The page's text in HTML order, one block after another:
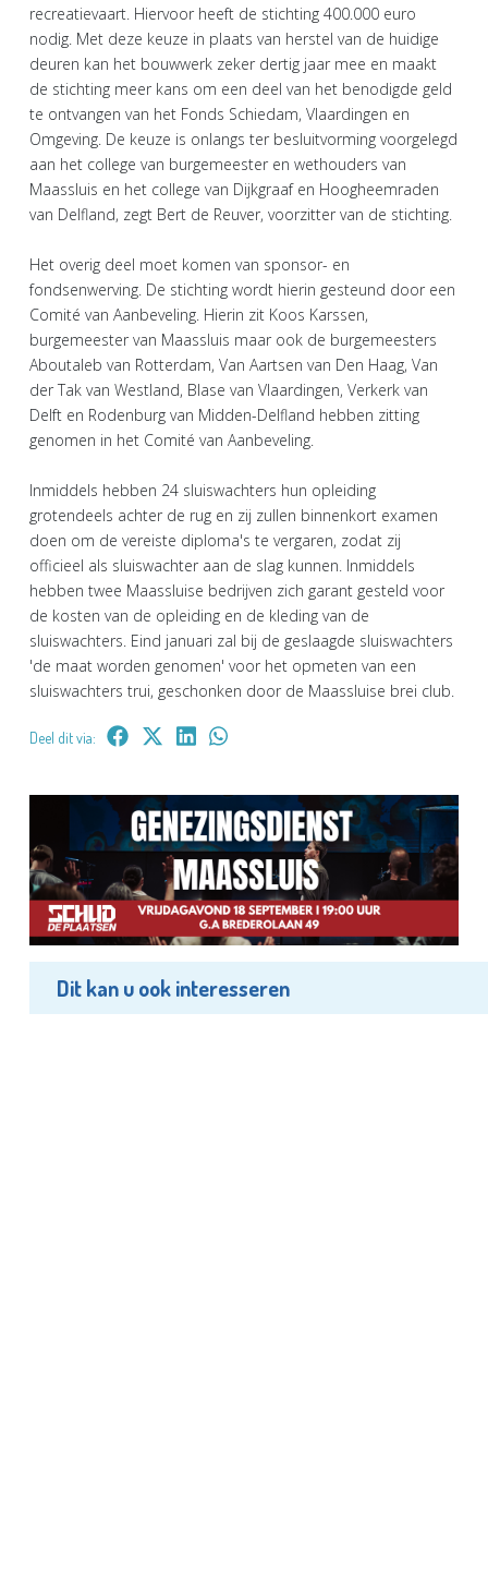
recreatievaart. Hiervoor heeft de stichting 400.000 euro
nodig. Met deze keuze in plaats van herstel van de huidige
deuren kan het bouwwerk zeker dertig jaar mee en maakt
de stichting meer kans om een deel van het benodigde geld
te ontvangen van het Fonds Schiedam, Vlaardingen en
Omgeving. De keuze is onlangs ter besluitvorming voorgelegd
aan het college van burgemeester en wethouders van
Maassluis en het college van Dijkgraaf en Hoogheemraden
van Delfland, zegt Bert de Reuver, voorzitter van de stichting.
Het overig deel moet komen van sponsor- en
fondsenwerving. De stichting wordt hierin gesteund door een
Comité van Aanbeveling. Hierin zit Koos Karssen,
burgemeester van Maassluis maar ook de burgemeesters
Aboutaleb van Rotterdam, Van Aartsen van Den Haag, Van
der Tak van Westland, Blase van Vlaardingen, Verkerk van
Delft en Rodenburg van Midden-Delfland hebben zitting
genomen in het Comité van Aanbeveling.
Inmiddels hebben 24 sluiswachters hun opleiding
grotendeels achter de rug en zij zullen binnenkort examen
doen om de vereiste diploma's te vergaren, zodat zij
officieel als sluiswachter aan de slag kunnen. Inmiddels
hebben twee Maassluise bedrijven zich garant gesteld voor
de kosten van de opleiding en de kleding van de
sluiswachters. Eind januari zal bij de geslaagde sluiswachters
'de maat worden genomen' voor het opmeten van een
sluiswachters trui, geschonken door de Maassluise brei club.
Deel dit via:
Dit kan u ook interesseren